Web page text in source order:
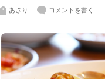
あさり コメントを書く